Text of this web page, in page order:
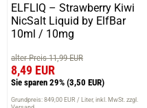
ELFLIQ – Strawberry Kiwi
NicSalt Liquid by ElfBar
10ml / 10mg
alter Preis 11,99 EUR
8,49 EUR
Sie sparen 29% (3,50 EUR)
Grundpreis: 849,00 EUR / Liter inkl. MwSt. zzgl.